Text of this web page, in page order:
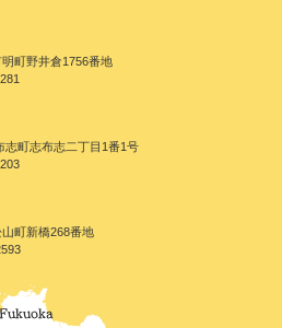
町野井倉1756番地
志町志布志二丁目1番1号
町新橋268番地